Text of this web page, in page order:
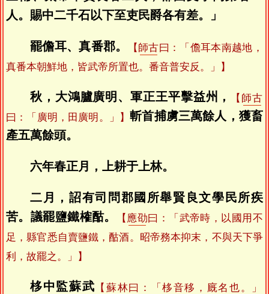
人。賜中二千石以下至吏民爵各有差。」
罷儋耳、真番郡。 【 師古曰：「儋耳本南越地，
真番本朝鮮地，皆武帝所置也。番音普安反。」】
秋，大鴻臚廣明、軍正王平擊益州， 【 師古
曰：「廣明，田廣明。」】斬首捕虜三萬餘人，獲畜
產五萬餘頭。
六年春正月，上耕于上林。
二月，詔有司問郡國所舉賢良文學民所疾
苦。議罷鹽鐵榷酤。
【 應劭曰：「武帝時，以國用不
足，縣官悉自賣鹽鐵，酤酒。昭帝務本抑末，不與天下爭
利，故罷之。」】
栘中監蘇武 【 蘇林曰：「栘音移，廐名也。」